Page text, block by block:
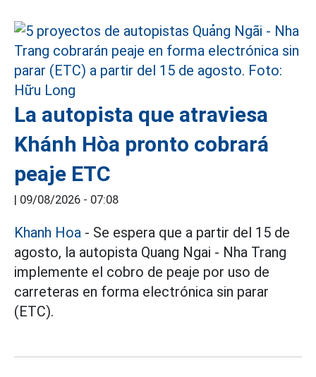
La autopista que atraviesa
Khánh Hòa pronto cobrará
peaje ETC
| 09/08/2026 - 07:08
Khanh Hoa - Se espera que a partir del 15 de
agosto, la autopista Quang Ngai - Nha Trang
implemente el cobro de peaje por uso de
carreteras en forma electrónica sin parar
(ETC).